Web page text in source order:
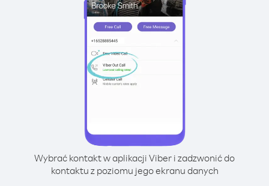
Wybrać kontakt w aplikacji Viber i zadzwonić do
kontaktu z poziomu jego ekranu danych